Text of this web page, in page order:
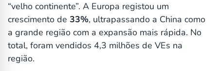
“velho continente”. A Europa registou um
crescimento de 33%, ultrapassando a China como
a grande região com a expansão mais rápida. No
total, foram vendidos 4,3 milhões de VEs na
região.